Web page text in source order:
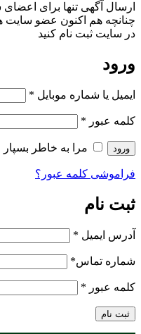
تنها برای اعضای سایت
عضو سایت هستید وارد
نام کنید
موبایل*
به خاطر بسپار
عبور؟
*
*